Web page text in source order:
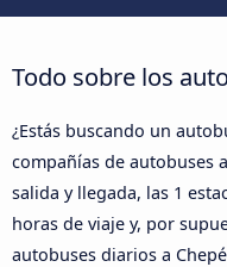
Todo sobre los
¿Estás buscando un
compañías de autobuses
salida y llegada, las 1
horas de viaje y, por
autobuses diarios a